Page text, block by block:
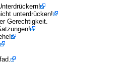
unterdrücken!
Gerechtigkeit.